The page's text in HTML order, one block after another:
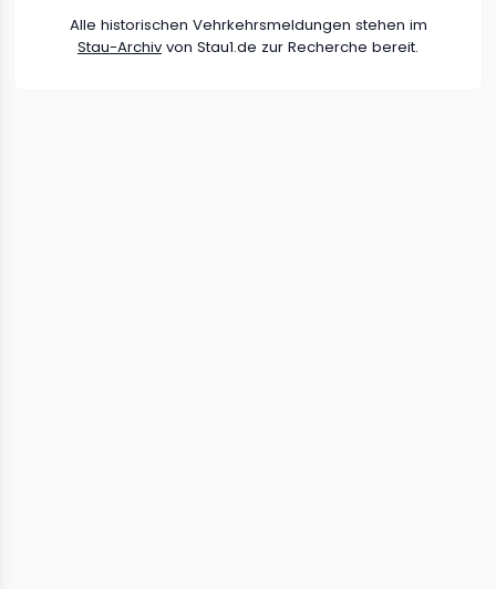
Alle historischen Vehrkehrsmeldungen stehen im
Stau-Archiv von Stau1.de zur Recherche bereit.